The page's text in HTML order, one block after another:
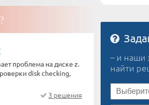
проблема на диске z.
disk checking,
3 решения
– и наши
найти